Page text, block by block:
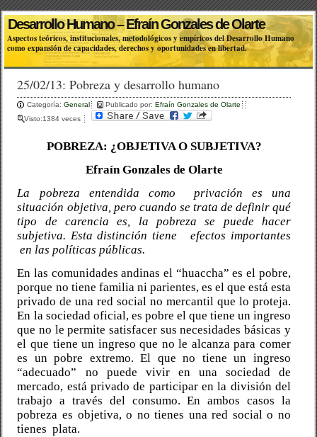
Desarrollo Humano – Efraín Gonzales de Olarte
Aspectos teóricos, institucionales, metodológicos y empíricos del Desarrollo Humano
como expansión de capacidades, derechos y oportunidades en libertad.
25/02/13: Pobreza y desarrollo humano
Categoría:General Publicado por:Efraín Gonzales de Olarte
Visto:1384 veces
POBREZA: ¿OBJETIVA O SUBJETIVA?
Efraín Gonzales de Olarte
La pobreza entendida como
privación es una
situación objetiva, pero cuando se trata de definir qué
tipo de carencia es, la pobreza se puede hacer
subjetiva. Esta distinción tiene
efectos importantes
en las políticas públicas.
En las comunidades andinas el “huaccha” es el pobre,
porque no tiene familia ni parientes, es el que está esta
privado de una red social no mercantil que lo proteja.
En la sociedad oficial, es pobre el que tiene un ingreso
que no le permite satisfacer sus necesidades básicas y
el que tiene un ingreso que no le alcanza para comer
es un pobre extremo. El que no tiene un ingreso
“adecuado” no puede vivir en una sociedad de
mercado, está privado de participar en la división del
trabajo a través del consumo. En ambos casos la
pobreza es objetiva, o no tienes una red social o no
tienes plata.